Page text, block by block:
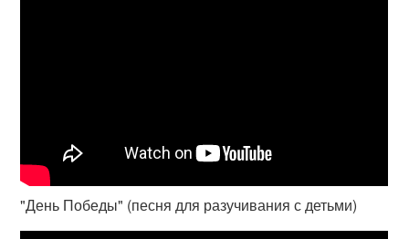
"День Победы" (песня для разучивания с детьми)